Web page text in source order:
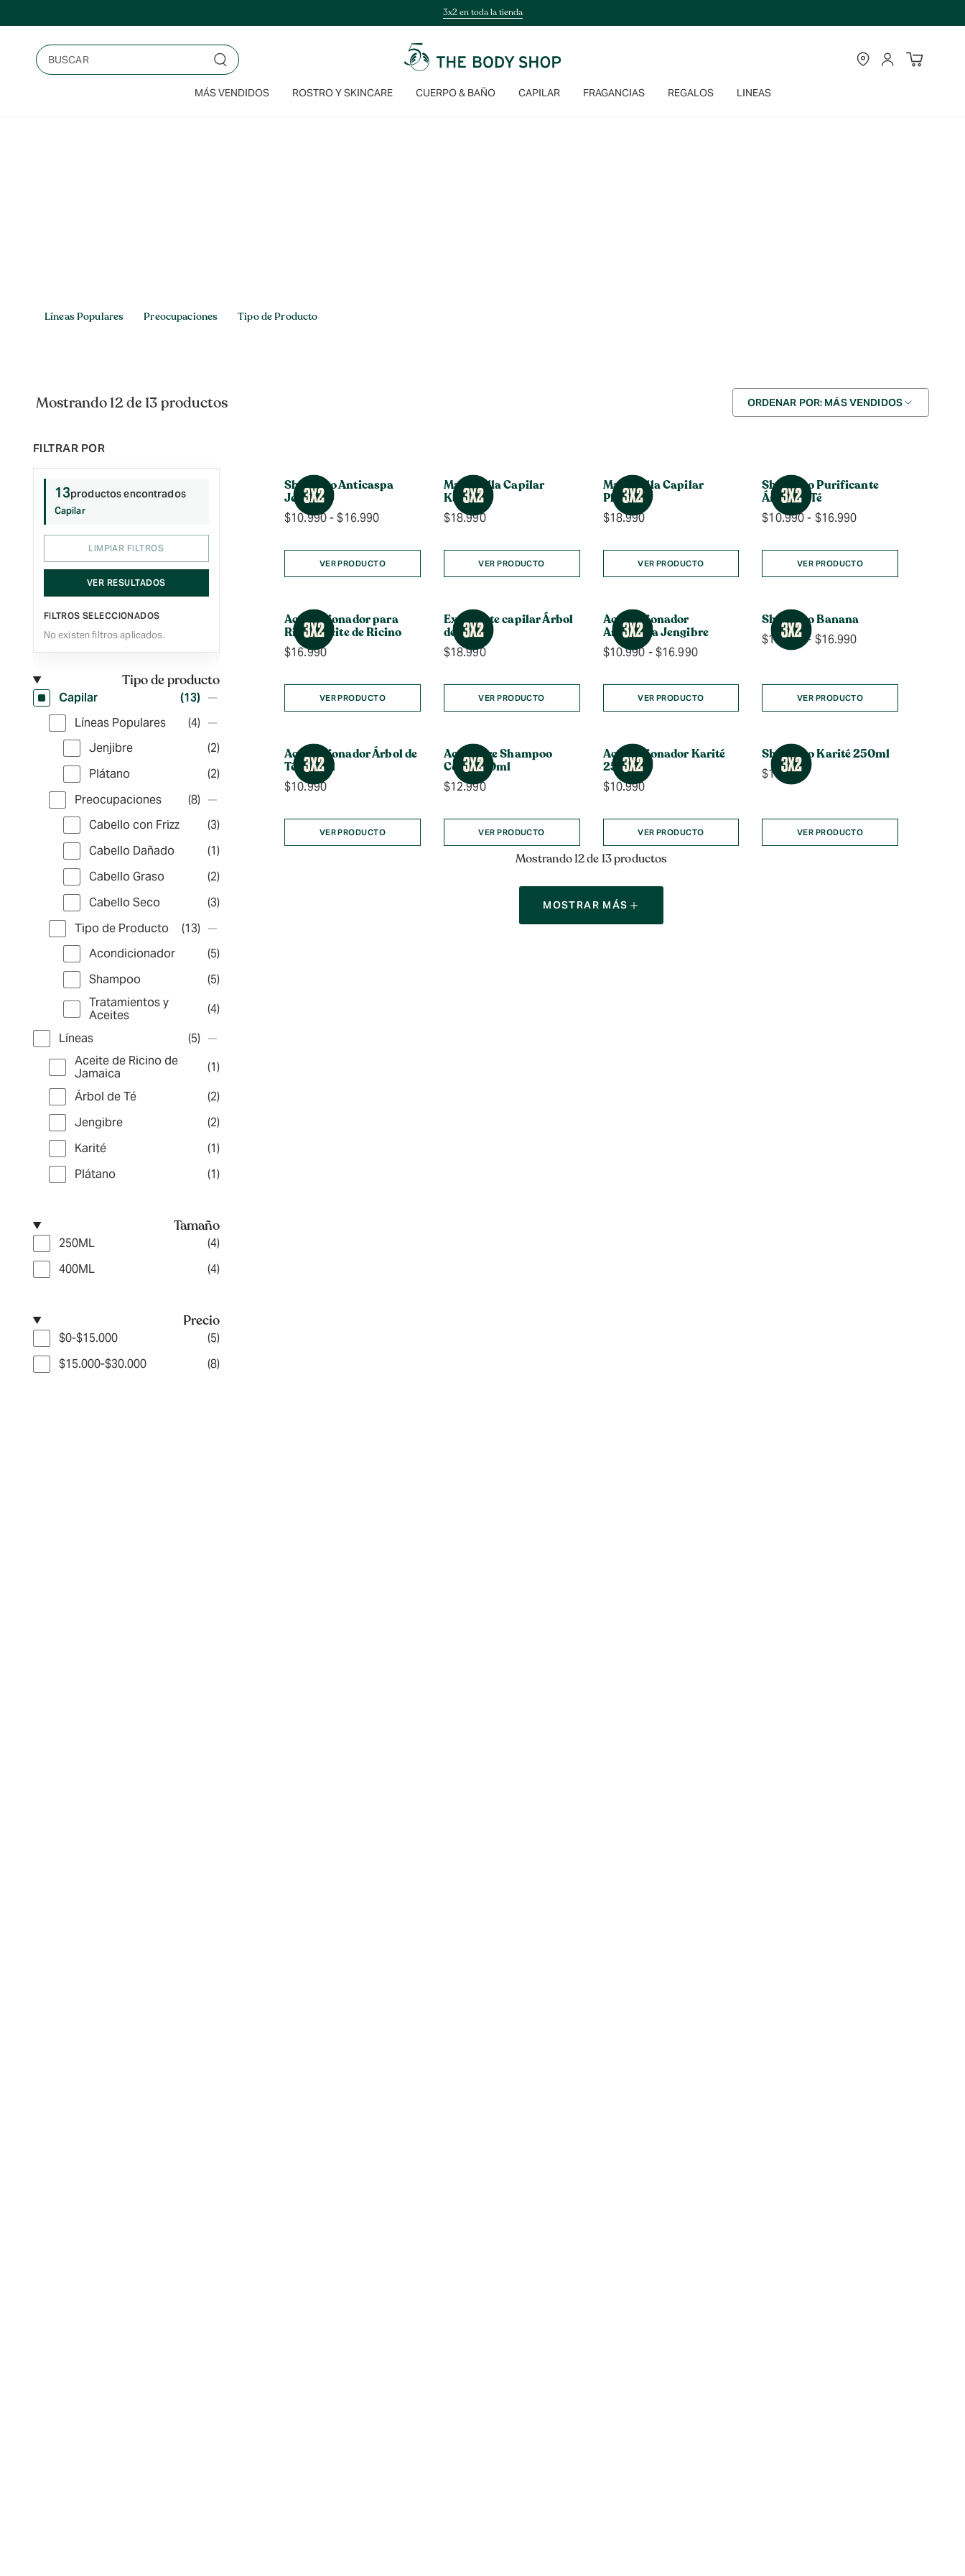
3x2 en toda la tienda
Buscar TIENDASCUENTA
MÁS VENDIDOS ROSTRO Y SKINCARE CUERPO & BAÑO CAPILAR FRAGANCIAS REGALOS LINEAS
Líneas Populares Preocupaciones Tipo de Producto
Mostrando 12 de 13 productos
Ordenar
ORDENAR POR: MÁS VENDIDOS
13productos encontrados
Capilar
LIMPIAR FILTROS
VER RESULTADOS
FILTROS SELECCIONADOS
No existen filtros aplicados.
Tipo de producto
Capilar
(13)
Líneas Populares
(4)
Jenjibre
(2)
Plátano
(2)
Preocupaciones
(8)
Cabello con Frizz
(3)
Cabello Dañado
(1)
Cabello Graso
(2)
Cabello Seco
(3)
Tipo de Producto
(13)
Acondicionador
(5)
Shampoo
(5)
Tratamientos y
Aceites
(4)
Líneas
(5)
Aceite de Ricino de
Jamaica
(1)
Árbol de Té
(2)
Jengibre
(2)
Karité
(1)
Plátano
(1)
Tamaño
250ML
(4)
400ML
(4)
Precio
$0-$15.000
(5)
$15.000-$30.000
(8)
Shampoo Anticaspa
Jengibre
$10.990- $16.990Rango
precios:
desde
$10.990
VER PRODUCTO
Mascarilla Capilar
Karité
$18.990
VER PRODUCTO
Mascarilla Capilar
Plátano
$18.990
VER PRODUCTO
Shampoo Purificante
Árbol de Té
$10.990 - $16.990Rango
precios:
desde
$10.990
VER PRODUCTO
Acondicionador para
Rizos Aceite de Ricino
$16.990
VER PRODUCTO
Exfoliante capilar Árbol
de Té
$18.990
VER PRODUCTO
Acondicionador
Anticaspa Jengibre
$10.990 - $16.990Rango
precios:
desde
$10.990
VER PRODUCTO
Shampoo Banana
$10.990 - $16.990Rango
desde
$10.990
hasta
VER PRODUCTO
Acondicionador Árbol de
Té 250ml
$10.990
VER PRODUCTO
Aceite Pre Shampoo
Coco 200ml
$12.990
VER PRODUCTO
Acondicionador Karité
250ml
$10.990
VER PRODUCTO
Shampoo Karité 250ml
$10.990
VER PRODUCTO
Mostrando 12 de 13 productos
MOSTRAR MÁS